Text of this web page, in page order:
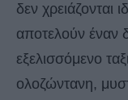
δεν χρειάζονται
αποτελούν έναν
εξελισσόμενο
ολοζώντανη,